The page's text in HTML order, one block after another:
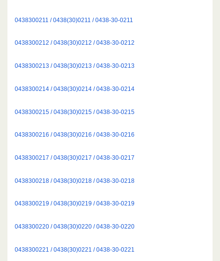
0438300211 / 0438(30)0211 / 0438-30-0211
0438300212 / 0438(30)0212 / 0438-30-0212
0438300213 / 0438(30)0213 / 0438-30-0213
0438300214 / 0438(30)0214 / 0438-30-0214
0438300215 / 0438(30)0215 / 0438-30-0215
0438300216 / 0438(30)0216 / 0438-30-0216
0438300217 / 0438(30)0217 / 0438-30-0217
0438300218 / 0438(30)0218 / 0438-30-0218
0438300219 / 0438(30)0219 / 0438-30-0219
0438300220 / 0438(30)0220 / 0438-30-0220
0438300221 / 0438(30)0221 / 0438-30-0221